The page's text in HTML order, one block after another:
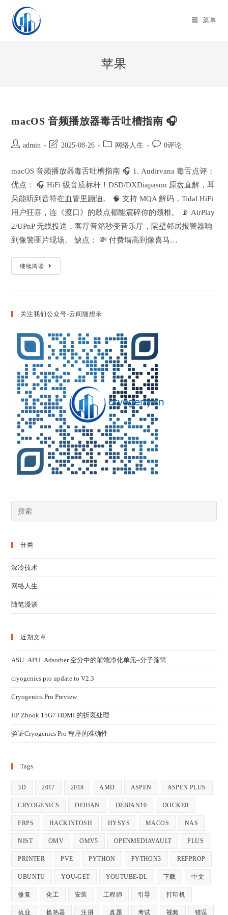
content
菜单
苹果
macOS 音频播放器毒舌吐槽指南 🎧
Postadmin
Post
modified:
2025-08-26
Post 网络人生
Post0评论
macOS 音频播放器毒舌吐槽指南 🎧 1. Audirvana 毒舌点评：
优点： 🎧 HiFi 级音质标杆！DSD/DXDiapason 原盘直解，耳
朵能听到音符在血管里蹦迪。 🧠 支持 MQA 解码，Tidal HiFi
用户狂喜，连《渡口》的鼓点都能震碎你的颈椎。 📡 AirPlay
2/UPnP 无线投送，客厅音箱秒变音乐厅，隔壁邻居报警器响
到像警匪片现场。 缺点： 💸 付费墙高到像喜马…
继续阅读
MacOS
音
舌
指
南
🎧
关注我们公众号-云间随想录
分类
深冷技术
网络人生
随笔漫谈
近期文章
ASU_APU_Adsorber 空分中的前端净化单元–分子筛筒
cryogenics pro update to V2.3
Cryogenics Pro Preview
HP Zbook 15G7 HDMI 的折衷处理
验证Cryogenics Pro 程序的准确性
Tags
3D 2017 2018 AMD ASPEN ASPEN PLUS
CRYOGENICS DEBIAN DEBIAN10 DOCKER
FRPS HACKINTOSH HYSYS MACOS NAS
NIST OMV OMV5 OPENMEDIAVAULT PLUS
PRINTER PVE PYTHON PYTHON3 REFPROP
UBUNTU YOU-GET YOUTUBE-DL 下载 中文
修复 化工 安装 工程师 引导 打印机
执业 换热器 注册 真题 考试 视频 错误